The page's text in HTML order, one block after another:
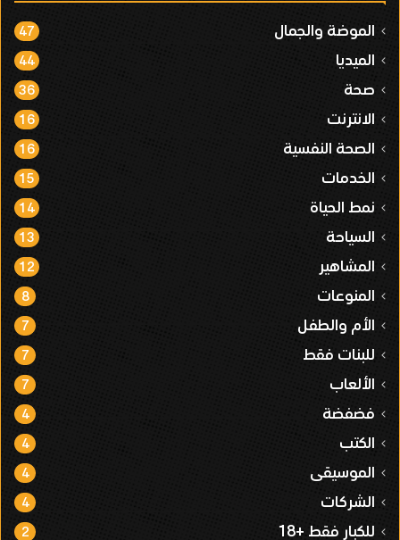
الموضة والجمال 47
الميديا 44
صحة 36
الانترنت 16
الصحة النفسية 16
الخدمات 15
نمط الحياة 14
السياحة 13
المشاهير 12
المنوعات 8
الأم والطفل 7
للبنات فقط 7
الألعاب 7
فضفضة 4
الكتب 4
الموسيقى 4
الشركات 4
للكبار فقط +18 2